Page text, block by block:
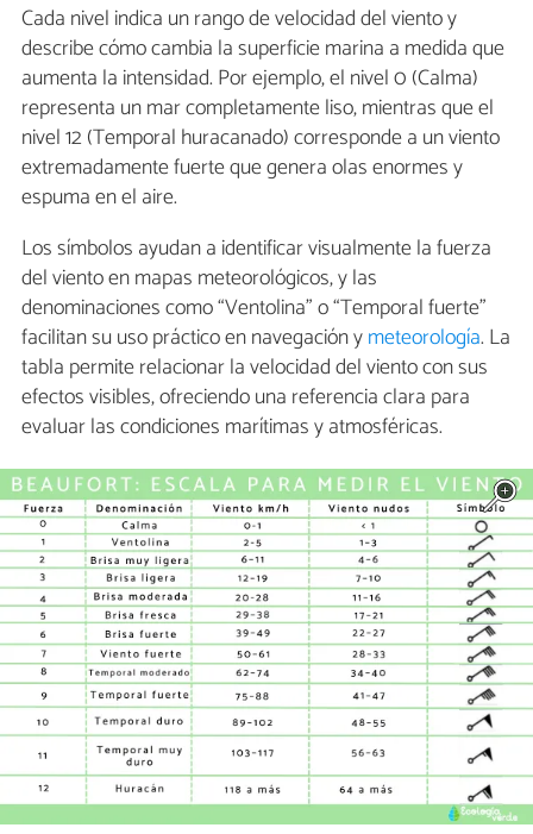
Cada nivel indica un rango de velocidad del viento y
describe cómo cambia la superficie marina a medida que
aumenta la intensidad. Por ejemplo, el nivel 0 (Calma)
representa un mar completamente liso, mientras que el
nivel 12 (Temporal huracanado) corresponde a un viento
extremadamente fuerte que genera olas enormes y
espuma en el aire.
Los símbolos ayudan a identificar visualmente la fuerza
del viento en mapas meteorológicos, y las
denominaciones como “Ventolina” o “Temporal fuerte”
facilitan su uso práctico en navegación ymeteorología. La
tabla permite relacionar la velocidad del viento con sus
efectos visibles, ofreciendo una referencia clara para
evaluar las condiciones marítimas y atmosféricas.